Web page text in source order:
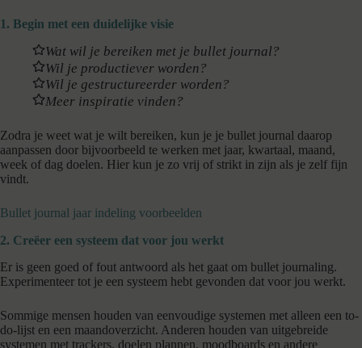
1. Begin met een duidelijke visie
Wat wil je bereiken met je bullet journal?
Wil je productiever worden?
Wil je gestructureerder worden?
Meer inspiratie vinden?
Zodra je weet wat je wilt bereiken, kun je je bullet journal daarop
aanpassen door bijvoorbeeld te werken met jaar, kwartaal, maand,
week of dag doelen. Hier kun je zo vrij of strikt in zijn als je zelf fijn
vindt.
Bullet journal jaar indeling voorbeelden
2. Creëer een systeem dat voor jou werkt
Er is geen goed of fout antwoord als het gaat om bullet journaling.
Experimenteer tot je een systeem hebt gevonden dat voor jou werkt.
Sommige mensen houden van eenvoudige systemen met alleen een to-
do-lijst en een maandoverzicht. Anderen houden van uitgebreide
systemen met trackers, doelen plannen, moodboards en andere